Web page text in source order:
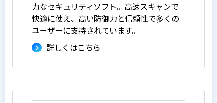
力なセキュリティソフト。高速スキャンで
快適に使え、高い防御力と信頼性で多くの
ユーザーに支持されています。
詳しくはこちら